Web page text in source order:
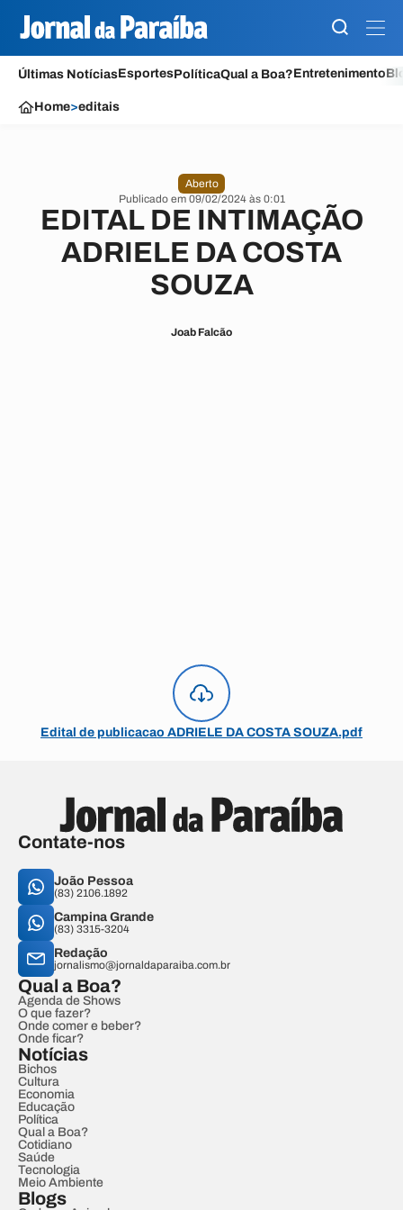
Últimas NotíciasEsportesPolíticaQual a Boa?Entretenimento
Home>editais
Aberto
Publicado em 09/02/2024 às 0:01
EDITAL DE INTIMAÇÃO
ADRIELE DA COSTA
SOUZA
Joab Falcão
Edital de publicacao ADRIELE DA COSTA SOUZA.pdf
Contate-nos
João Pessoa
(83) 2106.1892
Campina Grande
(83) 3315-3204
Redação
jornalismo@jornaldaparaiba.com.br
Qual a Boa?
Agenda de Shows
O que fazer?
Onde comer e beber?
Onde ficar?
Notícias
Bichos
Cultura
Economia
Educação
Política
Qual a Boa?
Cotidiano
Saúde
Tecnologia
Meio Ambiente
Blogs